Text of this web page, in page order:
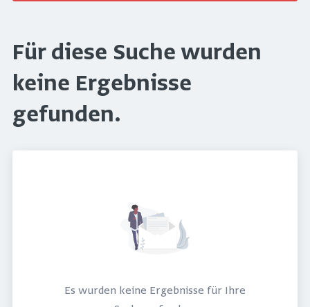
Für diese Suche wurden
keine Ergebnisse
gefunden.
Es wurden keine Ergebnisse für Ihre